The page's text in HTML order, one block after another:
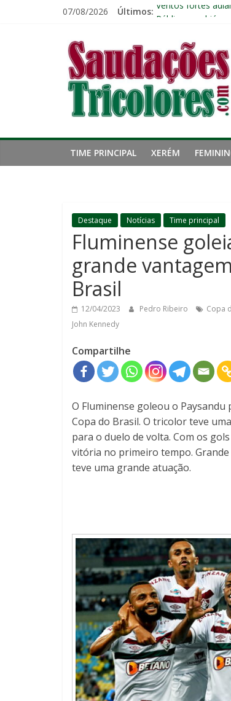
07/08/2026 Últimos: Ventos fortes
John Kennedy
Fluminense
Saudações
Tricolores
TIME PRINCIPAL XERÉM
Destaque Notícias Time principal
Fluminense
grande
Brasil
12/04/2023 Pedro Ribeiro Copa
John Kennedy
Compartilhe
O Fluminense goleou o
Copa do Brasil. O tricolor teve
para o duelo de volta. Com os
vitória no primeiro tempo. Grande
teve uma grande atuação.